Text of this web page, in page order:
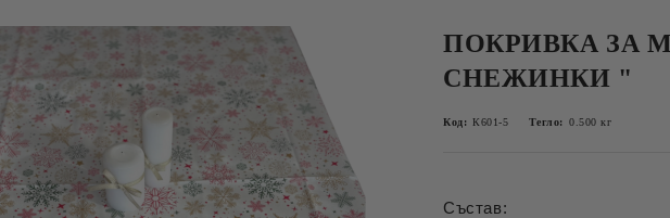
ПОКРИВКА ЗА
СНЕЖИНКИ "
Код: К601-5 Тегло: 0.500 кг
Състав: